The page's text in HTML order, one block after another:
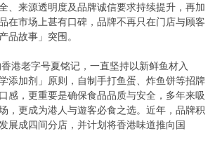
、来源透明度及品牌诚信要求持续提升，再加
在市场上甚有口碑，品牌不再只在门店与顾客
品故事」突围。
港老字号夏铭记，一直坚持以新鲜鱼材入
添加剂」原则，自制手打鱼蛋、炸鱼饼等招牌
感，更重要是确保食品品质与安全，多年来吸
，更成为港人与遊客必食之选。近年，品牌积
展成四间分店，并计划将香港味道推向国